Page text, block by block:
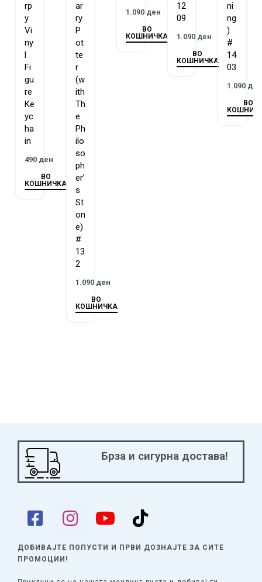
rp
y
Vi
ny
l
Fi
gu
re
Ke
yc
ha
in
490 ден
ВО
КОШНИЧКА
ar
ry
P
ot
te
r
(w
ith
Th
e
Ph
ilo
so
ph
er’
s
St
on
e)
#
13
2
1.090 ден
ВО
КОШНИЧКА
1.090 ден
ВО
КОШНИЧКА
12
09
1.090 ден
ВО
КОШНИЧКА
ni
ng
)
#
14
03
1.090 ден
ВО
Брза и сигурна достава!
ДОБИВАЈТЕ ПОПУСТИ И ПРВИ ДОЗНАЈТЕ ЗА СИТЕ
ПРОМОЦИИ!